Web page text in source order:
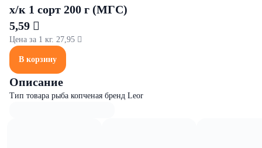
х/к 1 сорт 200 г (МГС)
5,59 
Цена за 1 кг. 27,95 
В корзину
Описание
Тип товара рыба копченая бренд Leor